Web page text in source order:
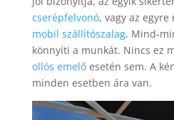
cserépfelvonó, vagy az
mobil szállítószalag. Mind-
könnyíti a munkát. Nincs ez
ollós emelőesetén sem. A
minden esetben ára van.